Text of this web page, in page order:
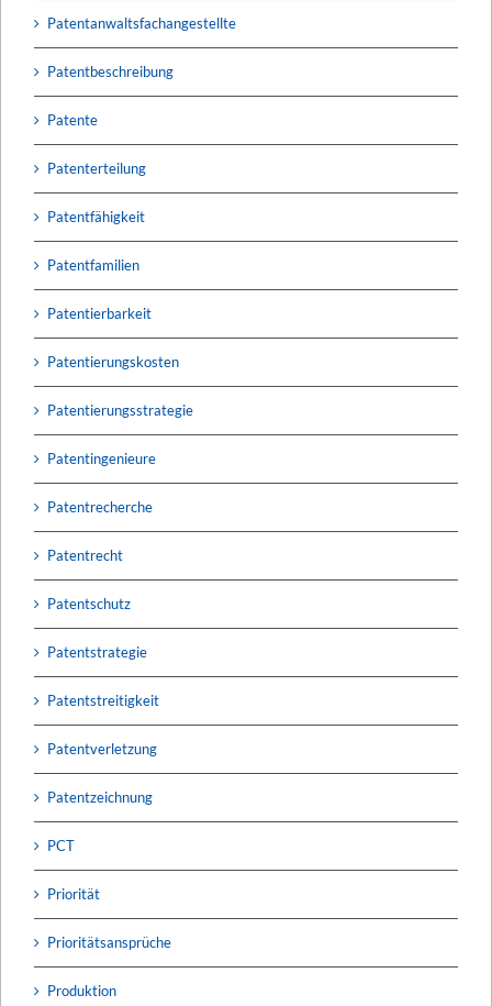
Patentanwaltsfachangestellte
Patentbeschreibung
Patente
Patenterteilung
Patentfähigkeit
Patentfamilien
Patentierbarkeit
Patentierungskosten
Patentierungsstrategie
Patentingenieure
Patentrecherche
Patentrecht
Patentschutz
Patentstrategie
Patentstreitigkeit
Patentverletzung
Patentzeichnung
PCT
Priorität
Prioritätsansprüche
Produktion